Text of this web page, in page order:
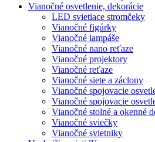
Vianočné osvetlenie, dekorácie
LED svietiace stromčeky
Vianočné figúrky
Vianočné lampáše
Vianočné nano reťaze
Vianočné projektory
Vianočné reťaze
Vianočné siete a záclony
Vianočné spojovacie
Vianočné spojovacie
Vianočné stolné a okenné
Vianočné sviečky
Vianočné svietniky